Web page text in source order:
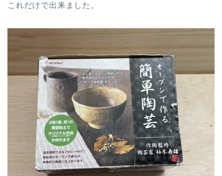
これだけで出来ました。